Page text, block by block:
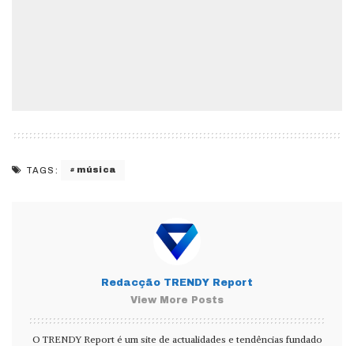
TAGS: música
Redacção TRENDY Report
View More Posts
O TRENDY Report é um site de actualidades e tendências fundado